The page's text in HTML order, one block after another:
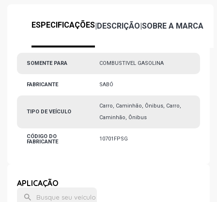
ESPECIFICAÇÕES|DESCRIÇÃO|SOBRE A MARCA
SOMENTE PARA COMBUSTIVEL GASOLINA
FABRICANTE SABÓ
TIPO DE VEÍCULO
Carro, Caminhão, Ônibus, Carro,
Caminhão, Ônibus
CÓDIGO DO
FABRICANTE
10701FPSG
APLICAÇÃO